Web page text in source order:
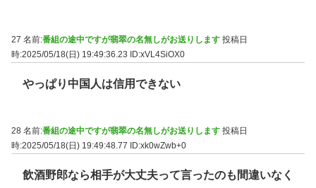
27 名前:番組の途中ですが翡翠の名無しがお送りします 投稿日
時:2025/05/18(日) 19:49:36.23
ID:xVL4SiOX0
やっぱり中国人は信用できない
28 名前:番組の途中ですが翡翠の名無しがお送りします 投稿日
時:2025/05/18(日) 19:49:48.77
ID:xk0wZwb+0
飲酒野郎なら相手が大丈夫って言ったのも間違いなく